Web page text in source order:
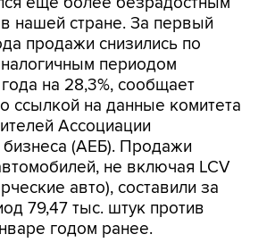
нашей стране. За первый
продажи снизились по
периодом
на 28,3%, сообщает
ссылкой на данные комитета
Ассоциации
бизнеса (АЕБ). Продажи
не включая LCV
авто), составили за
79,47 тыс. штук против
годом ранее.